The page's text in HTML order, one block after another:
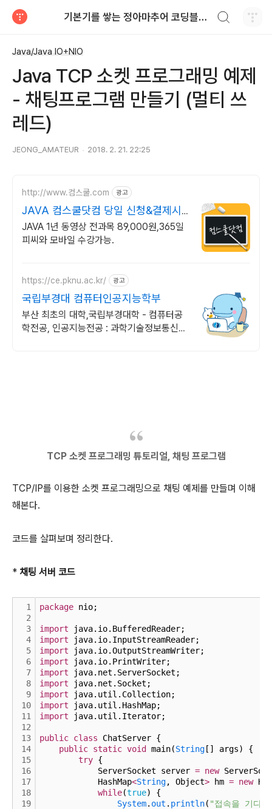
기본기를 쌓는 정아마추어 코딩블로그
Java/Java IO+NIO
Java TCP 소켓 프로그래밍 예제
- 채팅프로그램 만들기 (멀티 쓰
레드)
JEONG_AMATEUR 2018. 2. 21. 22:25
http://www.컴스쿨.com 광고
JAVA 컴스쿨닷컴 당일 신청&결제시
기프티콘!
JAVA 1년 동영상 전과목 89,000원,365일
피씨와 모바일 수강가능.
https://ce.pknu.ac.kr/ 광고
국립부경대 컴퓨터인공지능학부
부산 최초의 대학,국립부경대학 - 컴퓨터공
학전공, 인공지능전공 : 과학기술정보통신부
TCP 소켓 프로그래밍 튜토리얼,채팅 프로그램
TCP/IP를 이용한 소켓 프로그래밍으로 채팅 예제를 만들며 이해
해본다.
코드를 살펴보며 정리한다.
* 채팅 서버 코드
1
2
3
4
5
6
7
8
9
10
11
12
13
14
15
16
17
18
19
package nio;
import java.io.BufferedReader;
import java.io.InputStreamReader;
import java.io.OutputStreamWriter;
import java.io.PrintWriter;
import java.net.ServerSocket;
import java.net.Socket;
import java.util.Collection;
import java.util.HashMap;
import java.util.Iterator;
public class ChatServer {
public static void main(String [] args) {
try {
ServerSocket server = new
HashMap<String, Object> hm = new
while(true) {
System. out . println( "접속을 기다